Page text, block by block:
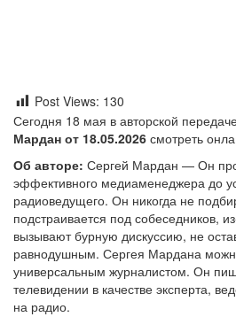
Post Views: 130
Сегодня 18 мая в авторской
Мардан от 18.05.2026 смотреть
Об авторе: Сергей Мардан — Он
эффективного медиаменеджера до
радиоведущего. Он никогда не
подстраивается под собеседников,
вызывают бурную дискуссию, не
равнодушным. Сергея Мардана
универсальным журналистом. Он
телевидении в качестве эксперта,
на радио.